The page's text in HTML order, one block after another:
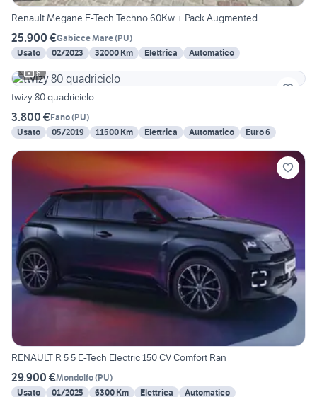
Renault Megane E-Tech Techno 60Kw + Pack Augmented
25.900 €Gabicce Mare(PU)
Usato
02/2023 32000 Km Elettrica
Automatico
6
twizy 80 quadriciclo
3.800 €Fano(PU)
Usato
05/2019 11500 Km Elettrica Automatico Euro 6
RENAULT R 5 5 E-Tech Electric 150 CV Comfort Ran
29.900 €Mondolfo(PU)
Usato
01/2025 6300 Km Elettrica Automatico